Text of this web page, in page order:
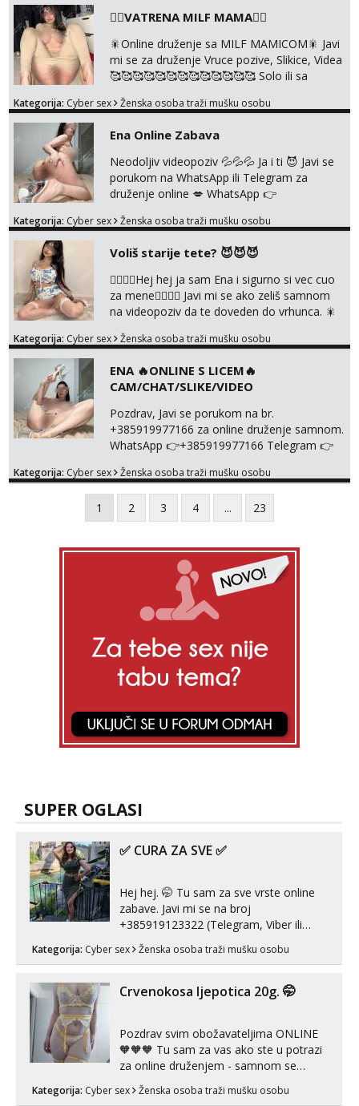
Uvijek sam spremna za ONLOINE zabavu.
Volim vruće u porukama uz pokoju fotku.
Radim slikice i videa po tvojoj želji te imam
raznih mater...
❤️‍🔥VATRENA MILF MAMA❤️‍🔥
🎇Online druženje sa MILF MAMICOM🎇 Javi
mi se za druženje Vruce pozive, Slikice, Videa
🥰🥰🥰🥰🥰🥰🥰🥰🥰🥰🥰🥰🥰 Solo ili sa
WhatsApp ili Telegram WhatsApp 👉
@enafriedrichkis 🤬NE RADIM SASTANKE I
DRUZENJA UZIVO🤬
Kategorija: Cyber sex Ženska osoba traži mušku osobu
Ena Online Zabava
Neodoljiv videopoziv 💦💦💦 Ja i ti 😈 Javi se
porukom na WhatsApp ili Telegram za
druženje online 💋 WhatsApp 👉
@enafriedrichkis NEE radimo sastnke uzivo
Kategorija: Cyber sex Ženska osoba traži mušku osobu
Voliš starije tete? 😈😈😈
❤️‍🔥❤️‍🔥Hej hej ja sam Ena i sigurno si vec cuo
za mene❤️‍🔥❤️‍🔥 Javi mi se ako zeliš samnom
na videopoziv da te doveden do vrhunca. 🎇
@enafriedrichkis Radim samo ONLINE I
Kategorija: Cyber sex Ženska osoba traži mušku osobu
ENA 🔥ONLINE S LICEM🔥
CAM/CHAT/SLIKE/VIDEO
Pozdrav, Javi se porukom na br.
+385919977166 za online druženje samnom.
WhatsApp 👉+385919977166 Telegram 👉
solo i s partnerom, kolegicama
(Tina&Natali), razne kombinacije halteri,
haljine, štikle, samostojeće itd. Nudim
svakakva videa seksa, pušenje, razne
Dopisivanje i slike također radim. NIŠTA UŽI...
Kategorija: Cyber sex Ženska osoba traži mušku osobu
1 2 3 4 ... 23
SUPER OGLASI
✅ CURA ZA SVE ✅
Hej hej. 🤭 Tu sam za sve vrste online
zabave. Javi mi se na broj
+385919123322 (Telegram, Viber ili
Whatsapp). 🤙 NE javljaj se na uzivo.
Hvala.
Kategorija: Cyber sex Ženska osoba traži mušku osobu
Crvenokosa ljepotica 20g. 🤭
Pozdrav svim obožavateljima ONLINE
🧡🧡🧡 Tu sam za vas ako ste u potrazi
za online druženjem - samnom se
možete zabaviti preko videopoziva, ili
ako vam nisam dovoljna radim i u paru i
Kategorija: Cyber sex Ženska osoba traži mušku osobu